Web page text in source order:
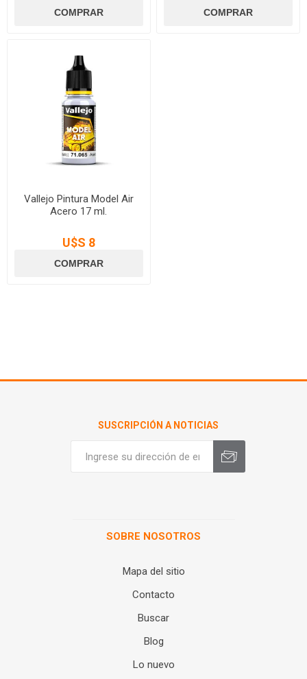
Vallejo Pintura Model Air
Acero 17 ml.
U$S 8
SUSCRIPCIÓN A NOTICIAS
SOBRE NOSOTROS
Mapa del sitio
Contacto
Buscar
Blog
Lo nuevo